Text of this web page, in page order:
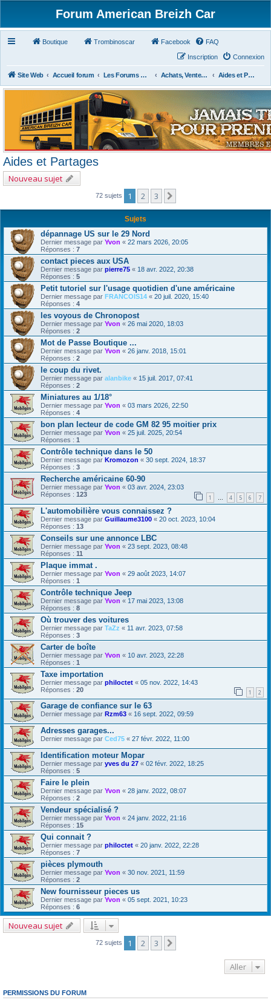
Forum American Breizh Car
Boutique Trombinoscar Facebook FAQ
Connexion
Inscription
Site Web Accueil forum Les Forums Divers Achats, Ventes, Aides et Partages, Revues Aides et Partages
Aides et Partages
Nouveau sujet
72 sujets 1 2 3
Sujets
dépannage US sur le 29 Nord
Dernier message par Yvon « 22 mars 2026, 20:05
Réponses : 7
contact pieces aux USA
Dernier message par pierre75 « 18 avr. 2022, 20:38
Réponses : 5
Petit tutoriel sur l'usage quotidien d'une américaine
Dernier message par FRANCOIS14 « 20 juil. 2020, 15:40
Réponses : 4
les voyous de Chronopost
Dernier message par Yvon « 26 mai 2020, 18:03
Réponses : 2
Mot de Passe Boutique ...
Dernier message par Yvon « 26 janv. 2018, 15:01
Réponses : 2
le coup du rivet.
Dernier message par alanbike « 15 juil. 2017, 07:41
Réponses : 2
Miniatures au 1/18°
Dernier message par Yvon « 03 mars 2026, 22:50
Réponses : 4
bon plan lecteur de code GM 82 95 moitier prix
Dernier message par Yvon « 25 juil. 2025, 20:54
Réponses : 1
Contrôle technique dans le 50
Dernier message par Kromozon « 30 sept. 2024, 18:37
Réponses : 3
Recherche américaine 60-90
Dernier message par Yvon « 03 avr. 2024, 23:03
Réponses : 123 1 … 4 5 6 7
L'automobilière vous connaissez ?
Dernier message par Guillaume3100 « 20 oct. 2023, 10:04
Réponses : 13
Conseils sur une annonce LBC
Dernier message par Yvon « 23 sept. 2023, 08:48
Réponses : 11
Plaque immat .
Dernier message par Yvon « 29 août 2023, 14:07
Réponses : 1
Contrôle technique Jeep
Dernier message par Yvon « 17 mai 2023, 13:08
Réponses : 8
Où trouver des voitures
Dernier message par TaZz « 11 avr. 2023, 07:58
Réponses : 3
Carter de boîte
Dernier message par Yvon « 10 avr. 2023, 22:28
Réponses : 1
Taxe importation
Dernier message par philoctet « 05 nov. 2022, 14:43
Réponses : 20 1 2
Garage de confiance sur le 63
Dernier message par Rzm63 « 16 sept. 2022, 09:59
Adresses garages...
Dernier message par Ced75 « 27 févr. 2022, 11:00
Identification moteur Mopar
Dernier message par yves du 27 « 02 févr. 2022, 18:25
Réponses : 5
Faire le plein
Dernier message par Yvon « 28 janv. 2022, 08:07
Réponses : 2
Vendeur spécialisé ?
Dernier message par Yvon « 24 janv. 2022, 21:16
Réponses : 15
Qui connait ?
Dernier message par philoctet « 20 janv. 2022, 22:28
Réponses : 7
pièces plymouth
Dernier message par Yvon « 30 nov. 2021, 11:59
Réponses : 2
New fournisseur pieces us
Dernier message par Yvon « 05 sept. 2021, 10:23
Réponses : 6
Nouveau sujet
72 sujets 1 2 3
Aller
PERMISSIONS DU FORUM